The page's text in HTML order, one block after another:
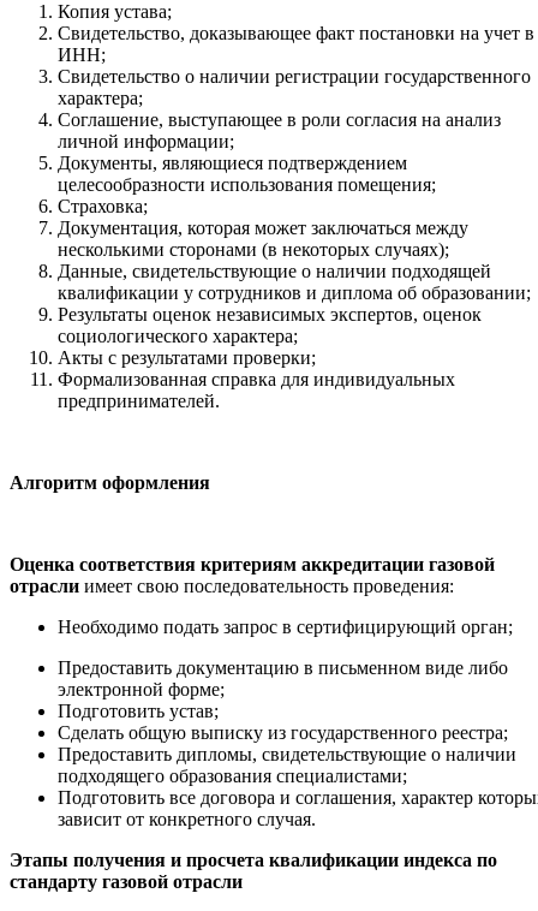
Копия устава;
Свидетельство, доказывающее факт постановки на учет в
ИНН;
Свидетельство о наличии регистрации государственного
характера;
Соглашение, выступающее в роли согласия на анализ
личной информации;
Документы, являющиеся подтверждением
целесообразности использования помещения;
Страховка;
Документация, которая может заключаться между
несколькими сторонами (в некоторых случаях);
Данные, свидетельствующие о наличии подходящей
квалификации у сотрудников и диплома об образовании;
Результаты оценок независимых экспертов, оценок
социологического характера;
Акты с результатами проверки;
Формализованная справка для индивидуальных
предпринимателей.
Алгоритм оформления
Оценка соответствия критериям аккредитации газовой
отрасли имеет свою последовательность проведения:
Необходимо подать запрос в сертифицирующий орган;
Предоставить документацию в письменном виде либо
электронной форме;
Подготовить устав;
Сделать общую выписку из государственного реестра;
Предоставить дипломы, свидетельствующие о наличии
подходящего образования специалистами;
Подготовить все договора и соглашения, характер
зависит от конкретного случая.
Этапы получения и просчета квалификации индекса по
стандарту газовой отрасли